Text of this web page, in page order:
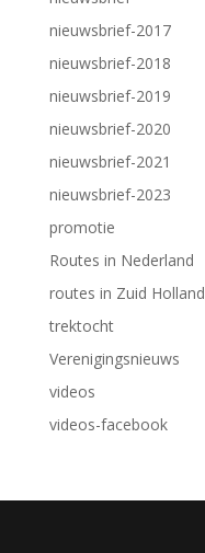
nieuwsbrief-2017
nieuwsbrief-2018
nieuwsbrief-2019
nieuwsbrief-2020
nieuwsbrief-2021
nieuwsbrief-2023
promotie
Routes in Nederland
routes in Zuid Holland
trektocht
Verenigingsnieuws
videos
videos-facebook